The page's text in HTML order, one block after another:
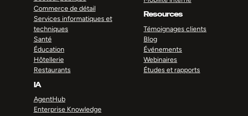
Commerce de détail
Services informatiques et
techniques
Santé
Éducation
Hôtellerie
Restaurants
IA
AgentHub
Enterprise Knowledge
Resources
Témoignages clients
Blog
Événements
Webinaires
Études et rapports